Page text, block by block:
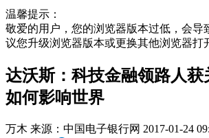
温馨提示：
敬爱的用户，您的浏览器版本过低，会导
议您升级浏览器版本或更换其他浏览器打
达沃斯：科技金融领路人获
如何影响世界
万木 来源： 中国电子银行网 2017-01-24